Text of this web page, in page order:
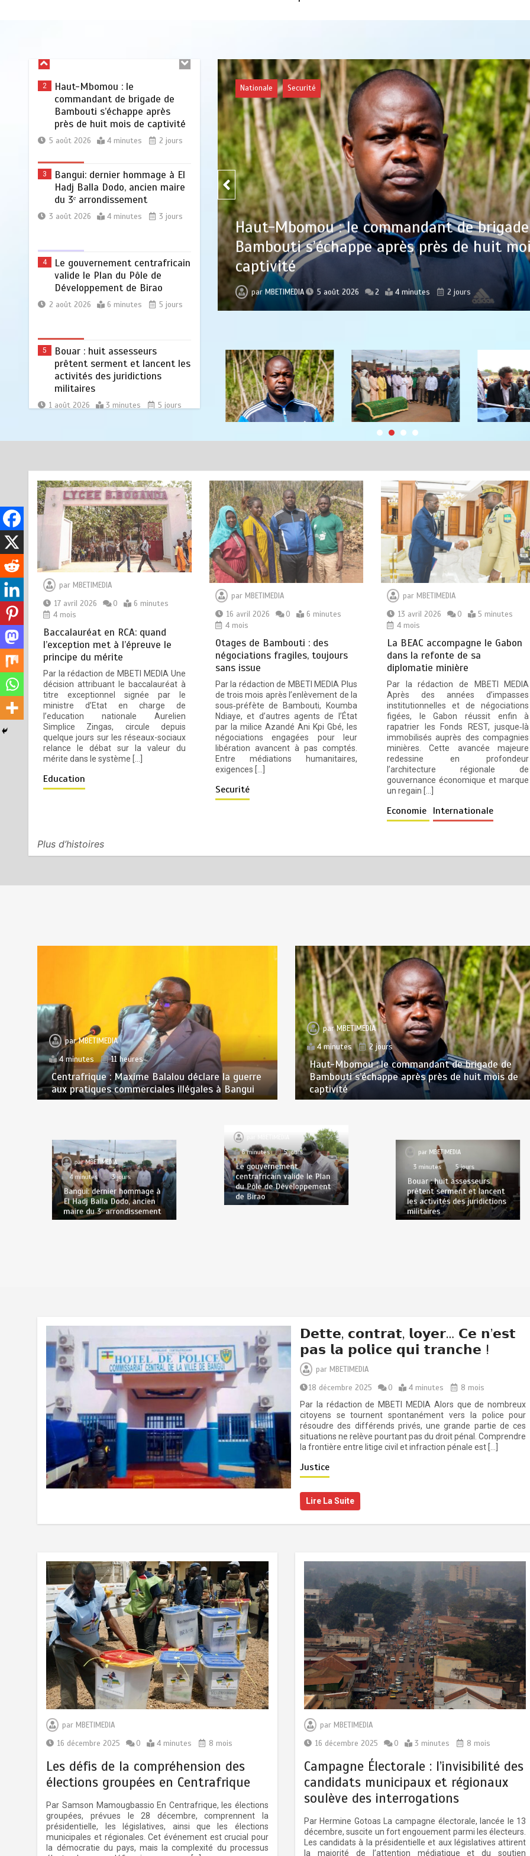
11 heures
2
Haut-Mbomou : le
commandant de brigade de
Bambouti s’échappe après
près de huit mois de captivité
5 août 2026 4 minutes 2 jours
3
Bangui: dernier hommage à El
Hadj Balla Dodo, ancien maire
du 3ᵉ arrondissement
3 août 2026 4 minutes 3 jours
4
Le gouvernement centrafricain
valide le Plan du Pôle de
Développement de Birao
2 août 2026 6 minutes 5 jours
5
Bouar : huit assesseurs
prêtent serment et lancent les
activités des juridictions
militaires
1 août 2026 3 minutes 5 jours
Deep Learning Indaba 2026 : la
28 juillet 2026
5 minutes
1 semaine
Centrafrique : Maxime Balalou
déclare la guerre aux pratiques
commerciales illégales à
Bangui
6 août 2026
4 minutes
11 heures
2
Haut-Mbomou : le
commandant de brigade de
Bambouti s’échappe après
près de huit mois de captivité
5 août 2026 4 minutes 2 jours
3
Bangui: dernier hommage à El
Hadj Balla Dodo, ancien maire
du 3ᵉ arrondissement
3 août 2026 4 minutes 3 jours
4
Le gouvernement centrafricain
de brigade de
après près de huit mois de
4 minutes 2 jours
Nationale Société
MBETIMEDIA 3 août 2026 4 minutes
par MBETIMEDIA
17 avril 2026
0
6 minutes
4 mois
Baccalauréat en RCA: quand
l’exception met à l’épreuve le
principe du mérite
Par la rédaction de MBETI MEDIA Une
décision attribuant le baccalauréat à
titre exceptionnel signée par le
ministre d’Etat en charge de
l’education nationale Aurelien
Simplice Zingas, circule depuis
quelque jours sur les réseaux-sociaux
relance le débat sur la valeur du
mérite dans le système […]
Education
par MBETIMEDIA
16 avril 2026
0
6 minutes
4 mois
Otages de Bambouti : des
négociations fragiles, toujours
sans issue
Par la rédaction de MBETI MEDIA Plus
de trois mois après l’enlèvement de la
sous‑préfète de Bambouti, Koumba
Ndiaye, et d’autres agents de l’État
par la milice Azandé Ani Kpi Gbé, les
négociations engagées pour leur
libération avancent à pas comptés.
Entre médiations humanitaires,
exigences […]
Securité
par MBETIMEDIA
13 avril 2026
0
5 minutes
4 mois
La BEAC accompagne le Gabon
dans la refonte de sa
diplomatie minière
Par la rédaction de MBETI MEDIA
Après des années d’impasses
institutionnelles et de négociations
figées, le Gabon réussit enfin à
rapatrier les Fonds REST, jusque‑là
immobilisés auprès des compagnies
minières. Cette avancée majeure
redessine en profondeur
l’architecture régionale de
gouvernance économique et marque
un regain […]
Economie Internationale
Plus d’histoires
parMBETIMEDIA
4 minutes
11 heures
Centrafrique : Maxime Balalou déclare la guerre
aux pratiques commerciales illégales à Bangui
parMBETIMEDIA
4 minutes
2 jours
Haut-Mbomou : le commandant de brigade de
Bambouti s’échappe après près de huit mois de
captivité
parMBETIMEDIA
4 minutes
3 jours
Bangui: dernier hommage à
El Hadj Balla Dodo, ancien
maire du 3ᵉ arrondissement
par
6 minutes
5 jours
Le gouvernement
centrafricain valide le Plan
du Pôle de Développement
de Birao
par
MBETIMEDIA
3 minutes
5 jours
Bouar : huit assesseurs
prêtent serment et lancent
les activités des juridictions
militaires
𝗗𝗲𝘁𝘁𝗲, 𝗰𝗼𝗻𝘁𝗿𝗮𝘁, 𝗹𝗼𝘆𝗲𝗿… 𝗖𝗲 𝗻’𝗲𝘀𝘁
𝗽𝗮𝘀 𝗹𝗮 𝗽𝗼𝗹𝗶𝗰𝗲 𝗾𝘂𝗶 𝘁𝗿𝗮𝗻𝗰𝗵𝗲 !
par MBETIMEDIA
18 décembre 2025
0 4 minutes
8 mois
Par la rédaction de MBETI MEDIA Alors que de nombreux
citoyens se tournent spontanément vers la police pour
résoudre des différends privés, une grande partie de ces
situations ne relève pourtant pas du droit pénal. Comprendre
la frontière entre litige civil et infraction pénale est […]
Justice
Lire La Suite
par MBETIMEDIA
16 décembre 2025
0 4 minutes 8 mois
Les défis de la compréhension des
élections groupées en Centrafrique
Par Samson Mamougbassio En Centrafrique, les élections
groupées, prévues le 28 décembre, comprennent la
présidentielle, les législatives, ainsi que les élections
municipales et régionales. Cet événement est crucial pour
la démocratie du pays, mais la complexité du processus
par MBETIMEDIA
16 décembre 2025
0 3 minutes 8 mois
Campagne Électorale : l’invisibilité des
candidats municipaux et régionaux
soulève des interrogations
Par Hermine Gotoas La campagne électorale, lancée le 13
décembre, suscite un fort engouement parmi les électeurs.
Les candidats à la présidentielle et aux législatives attirent
la majorité de l’attention médiatique et du soutien